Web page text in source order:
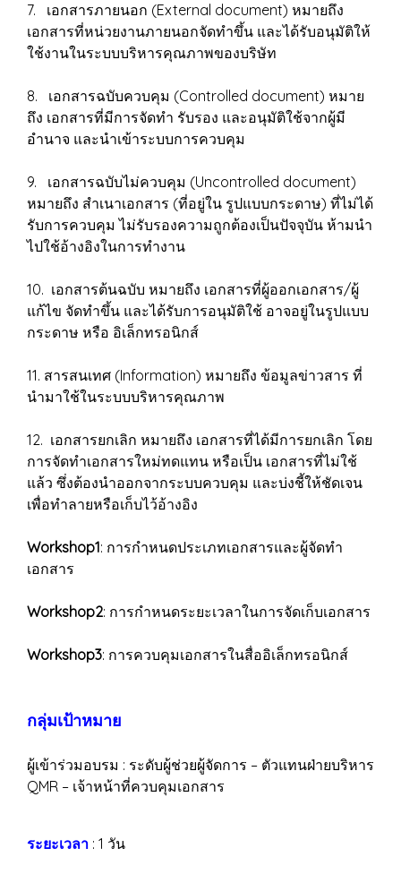
7. เอกสารภายนอก (External document) หมายถึง
เอกสารที่หน่วยงานภายนอกจัดทำขึ้น และได้รับอนุมัติให้
ใช้งานในระบบบริหารคุณภาพของบริษัท
8. เอกสารฉบับควบคุม (Controlled document) หมาย
ถึง เอกสารที่มีการจัดทำ รับรอง และอนุมัติใช้จากผู้มี
อำนาจ และนำเข้าระบบการควบคุม
9. เอกสารฉบับไม่ควบคุม (Uncontrolled document)
หมายถึง สำเนาเอกสาร (ที่อยู่ใน รูปแบบกระดาษ) ที่ไม่ได้
รับการควบคุม ไม่รับรองความถูกต้องเป็นปัจจุบัน ห้ามนำ
ไปใช้อ้างอิงในการทำงาน
10. เอกสารต้นฉบับ หมายถึง เอกสารที่ผู้ออกเอกสาร/ผู้
แก้ไข จัดทำขึ้น และได้รับการอนุมัติใช้ อาจอยู่ในรูปแบบ
กระดาษ หรือ อิเล็กทรอนิกส์
11. สารสนเทศ (Information) หมายถึง ข้อมูลข่าวสาร ที่
นำมาใช้ในระบบบริหารคุณภาพ
12. เอกสารยกเลิก หมายถึง เอกสารที่ได้มีการยกเลิก โดย
การจัดทำเอกสารใหม่ทดแทน หรือเป็น เอกสารที่ไม่ใช้
แล้ว ซึ่งต้องนำออกจากระบบควบคุม และบ่งชี้ให้ชัดเจน
เพื่อทำลายหรือเก็บไว้อ้างอิง
Workshop1: การกำหนดประเภทเอกสารและผู้จัดทำ
เอกสาร
Workshop2: การกำหนดระยะเวลาในการจัดเก็บเอกสาร
Workshop3: การควบคุมเอกสารในสื่ออิเล็กทรอนิกส์
กลุ่มเป้าหมาย
ผู้เข้าร่วมอบรม : ระดับผู้ช่วยผู้จัดการ – ตัวแทนฝ่ายบริหาร
QMR – เจ้าหน้าที่ควบคุมเอกสาร
ระยะเวลา : 1 วัน